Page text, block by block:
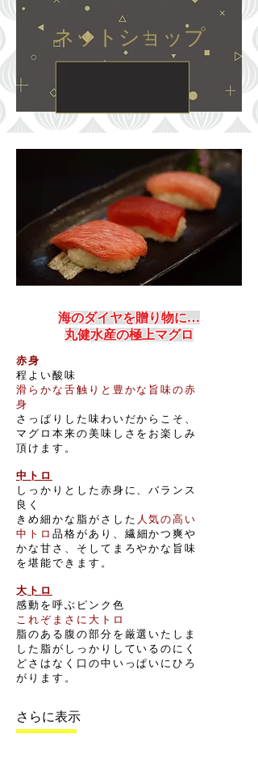
​ネットショップ
海のダイヤを贈り物に…
​丸健水産の極上マグロ
赤身
程よい酸味
滑らかな舌触りと豊かな旨味の赤
身
さっぱりした味わいだからこそ、
マグロ本来の美味しさをお楽しみ
頂けます。
中トロ
しっかりとした赤身に、バランス
良く
きめ細かな脂がさした 人気の高い
中トロ 品格があり、繊細かつ爽や
かな甘さ、そしてまろやかな旨味
を堪能できます。
大トロ
感動を呼ぶピンク色
これぞまさに大トロ
脂のある腹の部分を厳選いたしま
した脂がしっかりしているのにく
どさはなく口の中いっぱいにひろ
がります。
さらに表示